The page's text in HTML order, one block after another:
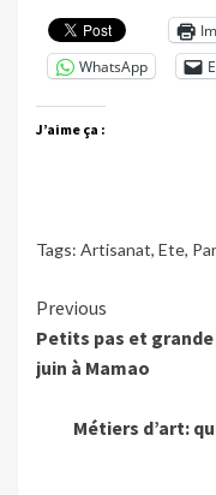
WhatsApp
J’aime ça :
Tags: Artisanat, Ete,
Continue
Reading
Previous
Petits pas et
juin à Mamao
Métiers d’art: